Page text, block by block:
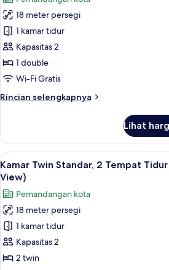
foto
untuk
Kamar
Double
Standar
(Princes
View)
18 meter persegi
1 kamar tidur
Kapasitas 2
1 double
Wi-Fi Gratis
Rincian selengkapnya
Rincian
Kamar
Double
Standar
(Princes
Street
View)
Lihat
Lihat
semua
foto
untuk
Kamar
Twin
Standar,
2
Kamar
7
Kamar Twin Standar, 2 Tempat
View)
Pemandangan kota
18 meter persegi
1 kamar tidur
Kapasitas 2
2 twin